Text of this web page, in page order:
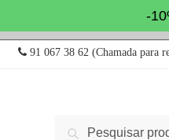
-
91 067 38 62 (Chamada para
Pesquisa